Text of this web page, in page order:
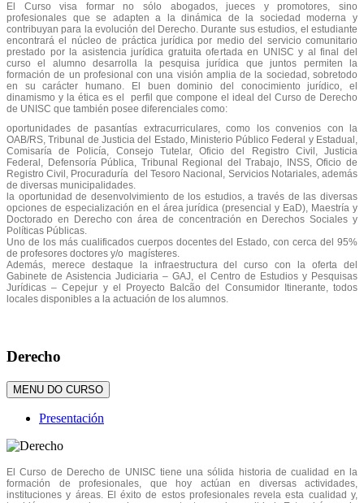
El Curso visa formar no sólo abogados, jueces y promotores, sino
profesionales que se adapten a la dinámica de la sociedad moderna y
contribuyan para la evolución del Derecho. Durante sus estudios, el estudiante
encontrará el núcleo de práctica jurídica por medio del servicio comunitario
prestado por la asistencia jurídica gratuita ofertada en UNISC y al final del
curso el alumno desarrolla la pesquisa jurídica que juntos permiten la
formación de un profesional con una visión amplia de la sociedad, sobretodo
en su carácter humano. El buen dominio del conocimiento jurídico, el
dinamismo y la ética es el perfil que compone el ideal del Curso de Derecho
de UNISC que también posee diferenciales como:
oportunidades de pasantías extracurriculares, como los convenios con la
OAB/RS, Tribunal de Justicia del Estado, Ministerio Público Federal y Estadual,
Comisaría de Policía, Consejo Tutelar, Oficio del Registro Civil, Justicia
Federal, Defensoría Pública, Tribunal Regional del Trabajo, INSS, Oficio de
Registro Civil, Procuraduría del Tesoro Nacional, Servicios Notariales, además
de diversas municipalidades.
la oportunidad de desenvolvimiento de los estudios, a través de las diversas
opciones de especialización en el área jurídica (presencial y EaD), Maestría y
Doctorado en Derecho con área de concentración en Derechos Sociales y
Políticas Públicas.
Uno de los más cualificados cuerpos docentes del Estado, con cerca del 95%
de profesores doctores y/o magísteres.
Además, merece destaque la infraestructura del curso con la oferta del
Gabinete de Asistencia Judiciaria – GAJ, el Centro de Estudios y Pesquisas
Jurídicas – Cepejur y el Proyecto Balcão del Consumidor Itinerante, todos
locales disponibles a la actuación de los alumnos.
Derecho
MENU DO CURSO
Presentación
El Curso de Derecho de UNISC tiene una sólida historia de cualidad en la
formación de profesionales, que hoy actúan en diversas actividades,
instituciones y áreas. El éxito de estos profesionales revela esta cualidad y,